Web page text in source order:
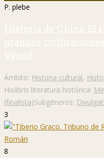
P. plebe
Historia de China. El
grandes
Wood
Ámbito: Historia cultural,
Hislibris literatura histórica:
(finalista)Subgéneros:
3
8